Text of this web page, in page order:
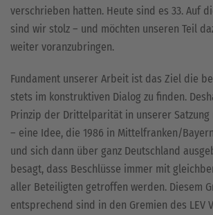
verschrieben hatten. Heute sind es 33. Auf
sind wir stolz – und möchten unseren Teil
weiter voranzubringen.
Fundament unserer Arbeit ist das Ziel die
stets im konstruktiven Dialog zu finden.
Prinzip der Drittelparität in unserer
– eine Idee, die 1986 in Mittelfranken/
und sich dann über ganz Deutschland
besagt, dass Beschlüsse immer mit
aller Beteiligten getroffen werden. Diesem
entsprechend sind in den Gremien des LEV